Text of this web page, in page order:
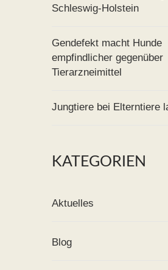
Schleswig-Holstein
Gendefekt macht Hunde
empfindlicher gegenüber
Tierarzneimittel
Jungtiere bei Elterntiere
KATEGORIEN
Aktuelles
Blog